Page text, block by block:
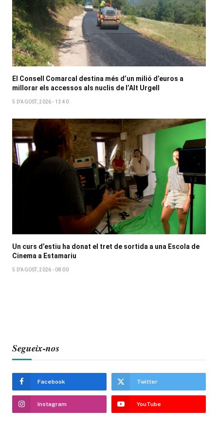
El Consell Comarcal destina més d’un milió d’euros a
millorar els accessos als nuclis de l’Alt Urgell
5 D'AGOST, 2026 - 13:40
Un curs d’estiu ha donat el tret de sortida a una Escola de
Cinema a Estamariu
5 D'AGOST, 2026 - 08:00
Segueix-nos
Facebook Twitter
Instagram YouTube